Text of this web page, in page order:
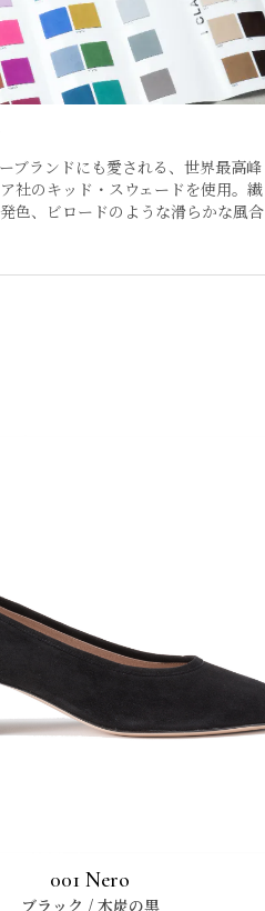
ブランドにも愛される、世界最高峰
社のキッド・スウェードを使用。繊
色、ビロードのような滑らかな風合
001 Nero
ブラック / 木炭の黒